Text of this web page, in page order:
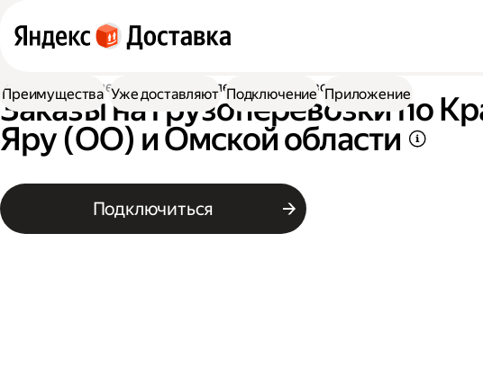
Работа водителем Заказы на перевозку грузов
Заказы на грузоперевозки по
Яру (ОО) и Омской области
Подключиться
Преимущества Уже доставляют Подключение Приложение